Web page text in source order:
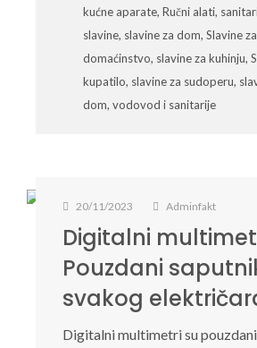
kućne aparate, Ručni alati,
slavine, slavine za dom, Slavine za
domaćinstvo, slavine za kuhinju,
kupatilo, slavine za sudoperu,
dom, vodovod i sanitarije
20/11/2023 Adminfakt
Digitalni
Pouzdani
svakog
Digitalni multimetri su